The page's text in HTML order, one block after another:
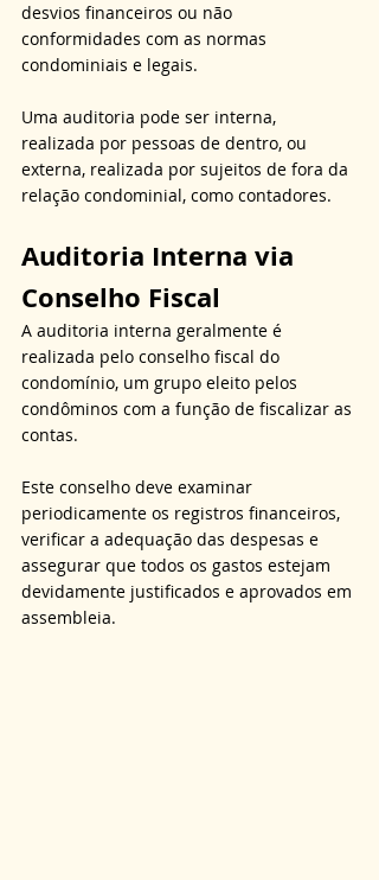
desvios financeiros ou não
conformidades com as normas
condominiais e legais.
Uma auditoria pode ser interna,
realizada por pessoas de dentro, ou
externa, realizada por sujeitos de fora da
relação condominial, como contadores.
Auditoria Interna via
Conselho Fiscal
A auditoria interna geralmente é
realizada pelo conselho fiscal do
condomínio, um grupo eleito pelos
condôminos com a função de fiscalizar as
contas.
Este conselho deve examinar
periodicamente os registros financeiros,
verificar a adequação das despesas e
assegurar que todos os gastos estejam
devidamente justificados e aprovados em
assembleia.